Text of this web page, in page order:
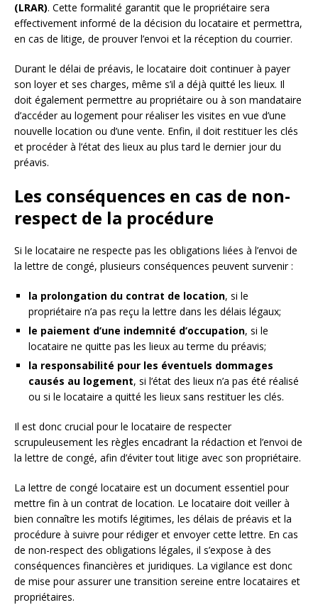
(LRAR). Cette formalité garantit que le propriétaire sera
effectivement informé de la décision du locataire et permettra,
en cas de litige, de prouver l’envoi et la réception du courrier.
Durant le délai de préavis, le locataire doit continuer à payer
son loyer et ses charges, même s’il a déjà quitté les lieux. Il
doit également permettre au propriétaire ou à son mandataire
d’accéder au logement pour réaliser les visites en vue d’une
nouvelle location ou d’une vente. Enfin, il doit restituer les clés
et procéder à l’état des lieux au plus tard le dernier jour du
préavis.
Les conséquences en cas de non-
respect de la procédure
Si le locataire ne respecte pas les obligations liées à l’envoi de
la lettre de congé, plusieurs conséquences peuvent survenir :
la prolongation du contrat de location, si le
propriétaire n’a pas reçu la lettre dans les délais légaux;
le paiement d’une indemnité d’occupation, si le
locataire ne quitte pas les lieux au terme du préavis;
la responsabilité pour les éventuels dommages
causés au logement, si l’état des lieux n’a pas été réalisé
ou si le locataire a quitté les lieux sans restituer les clés.
Il est donc crucial pour le locataire de respecter
scrupuleusement les règles encadrant la rédaction et l’envoi de
la lettre de congé, afin d’éviter tout litige avec son propriétaire.
La lettre de congé locataire est un document essentiel pour
mettre fin à un contrat de location. Le locataire doit veiller à
bien connaître les motifs légitimes, les délais de préavis et la
procédure à suivre pour rédiger et envoyer cette lettre. En cas
de non-respect des obligations légales, il s’expose à des
conséquences financières et juridiques. La vigilance est donc
de mise pour assurer une transition sereine entre locataires et
propriétaires.